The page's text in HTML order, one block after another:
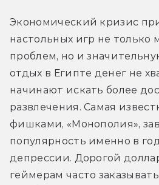
Экономический кризис
настольных игр не только
проблем, но и
отдых в Египте денег не
начинают искать более
развлечения. Самая
фишками, «Монополия»,
популярность именно в
депрессии. Дорогой
геймерам часто